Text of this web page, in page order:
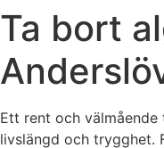
Ta bort
Ett rent och
livslängd och trygghet.